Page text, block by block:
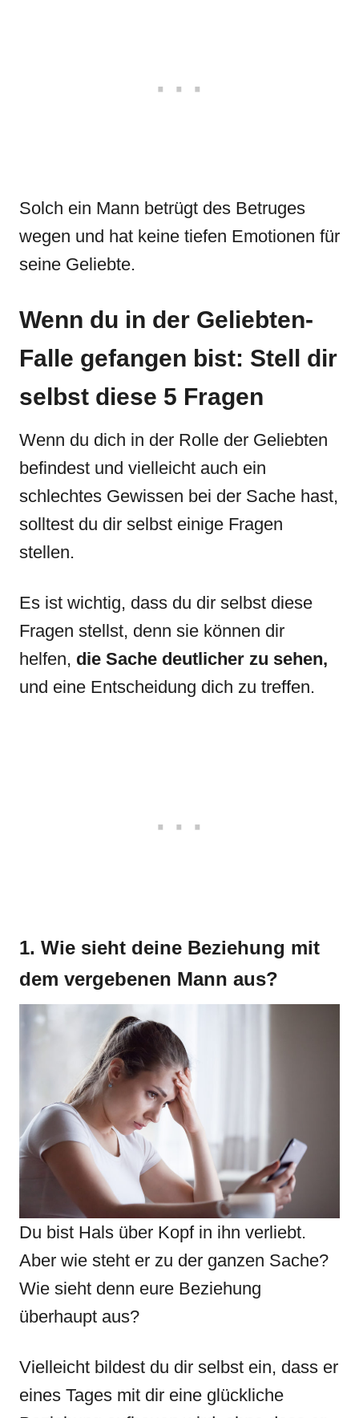
Solch ein Mann betrügt des Betruges
wegen und hat keine tiefen Emotionen für
seine Geliebte.
Wenn du in der Geliebten-
Falle gefangen bist: Stell dir
selbst diese 5 Fragen
Wenn du dich in der Rolle der Geliebten
befindest und vielleicht auch ein
schlechtes Gewissen bei der Sache hast,
solltest du dir selbst einige Fragen
stellen.
Es ist wichtig, dass du dir selbst diese
Fragen stellst, denn sie können dir
helfen, die Sache deutlicher zu sehen,
und eine Entscheidung dich zu treffen.
1. Wie sieht deine Beziehung mit
dem vergebenen Mann aus?
Du bist Hals über Kopf in ihn verliebt.
Aber wie steht er zu der ganzen Sache?
Wie sieht denn eure Beziehung
überhaupt aus?
Vielleicht bildest du dir selbst ein, dass er
eines Tages mit dir eine glückliche